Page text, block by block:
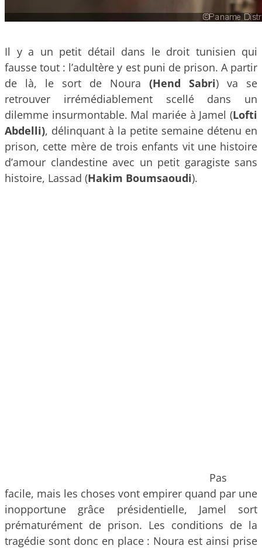
Il y a un petit détail dans le droit tunisien qui
fausse tout : l’adultère y est puni de prison. A partir
de là, le sort de Noura (Hend Sabri) va se
retrouver irrémédiablement scellé dans un
dilemme insurmontable. Mal mariée à Jamel (Lofti
Abdelli), délinquant à la petite semaine détenu en
prison, cette mère de trois enfants vit une histoire
d’amour clandestine avec un petit garagiste sans
histoire, Lassad (Hakim Boumsaoudi).
Pas
facile, mais les choses vont empirer quand par une
inopportune grâce présidentielle, Jamel sort
prématurément de prison. Les conditions de la
tragédie sont donc en place : Noura est ainsi prise